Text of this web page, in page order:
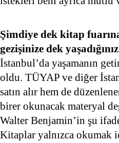
Şimdiye dek kitap
gezişinize dek
İstanbul’da yaşamanın
oldu. TÜYAP ve diğer
satın alır hem de
birer okunacak materyal
Walter Benjamin’in şu
Kitaplar yalnızca okumak